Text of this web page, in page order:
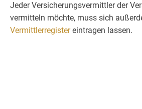
Jeder Versicherungsvermittler der
vermitteln möchte, muss sich
Vermittlerregistereintragen lassen.